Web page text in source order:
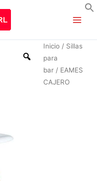
Inicio / Sillas
para
bar / EAMES
CAJERO